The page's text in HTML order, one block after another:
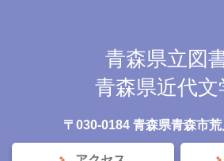
青森県立図
青森県近代文
〒030-0184 青森県青森市